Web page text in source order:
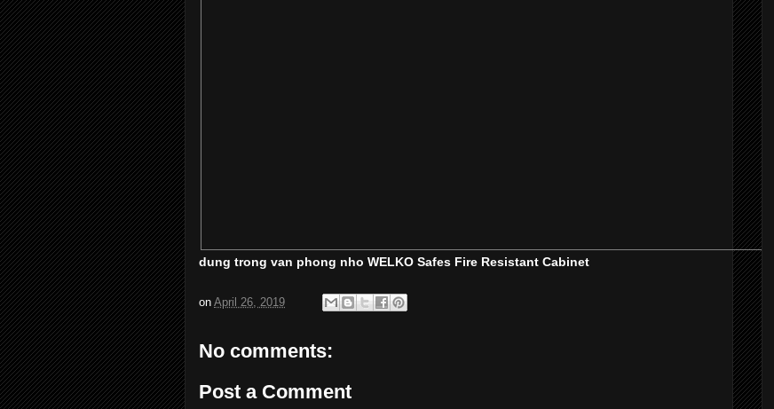
dung trong van phong nho WELKO Safes Fire Resistant Cabinet
on April 26, 2019
No comments:
Post a Comment